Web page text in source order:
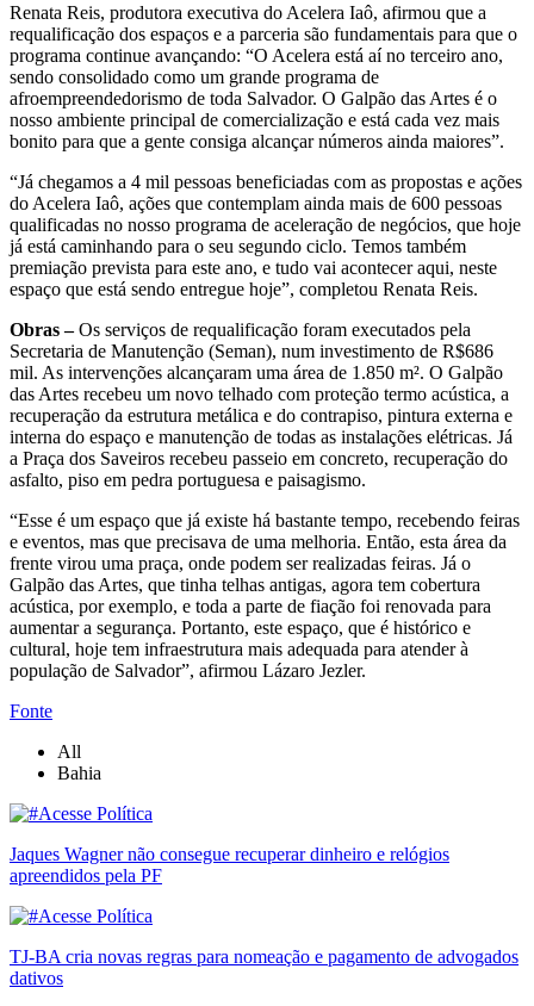
Renata Reis, produtora executiva do Acelera Iaô, afirmou que a
requalificação dos espaços e a parceria são fundamentais para que o
programa continue avançando: “O Acelera está aí no terceiro ano,
sendo consolidado como um grande programa de
afroempreendedorismo de toda Salvador. O Galpão das Artes é o
nosso ambiente principal de comercialização e está cada vez mais
bonito para que a gente consiga alcançar números ainda maiores”.
“Já chegamos a 4 mil pessoas beneficiadas com as propostas e ações
do Acelera Iaô, ações que contemplam ainda mais de 600 pessoas
qualificadas no nosso programa de aceleração de negócios, que hoje
já está caminhando para o seu segundo ciclo. Temos também
premiação prevista para este ano, e tudo vai acontecer aqui, neste
espaço que está sendo entregue hoje”, completou Renata Reis.
Obras –Os serviços de requalificação foram executados pela
Secretaria de Manutenção (Seman), num investimento de R$686
mil. As intervenções alcançaram uma área de 1.850 m². O Galpão
das Artes recebeu um novo telhado com proteção termo acústica, a
recuperação da estrutura metálica e do contrapiso, pintura externa e
interna do espaço e manutenção de todas as instalações elétricas. Já
a Praça dos Saveiros recebeu passeio em concreto, recuperação do
asfalto, piso em pedra portuguesa e paisagismo.
“Esse é um espaço que já existe há bastante tempo, recebendo feiras
e eventos, mas que precisava de uma melhoria. Então, esta área da
frente virou uma praça, onde podem ser realizadas feiras. Já o
Galpão das Artes, que tinha telhas antigas, agora tem cobertura
acústica, por exemplo, e toda a parte de fiação foi renovada para
aumentar a segurança. Portanto, este espaço, que é histórico e
cultural, hoje tem infraestrutura mais adequada para atender à
população de Salvador”, afirmou Lázaro Jezler.
Fonte
All
Bahia
Jaques Wagner não consegue recuperar dinheiro e relógios
apreendidos pela PF
TJ-BA cria novas regras para nomeação e pagamento de advogados
dativos